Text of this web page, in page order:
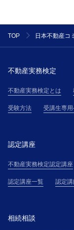
TOP 日本不動産コ
不動産実務検定
不動産実務検定とは
受験方法 受講生専
認定講座
不動産実務検定認定講座
認定講座一覧 認定
相続相談